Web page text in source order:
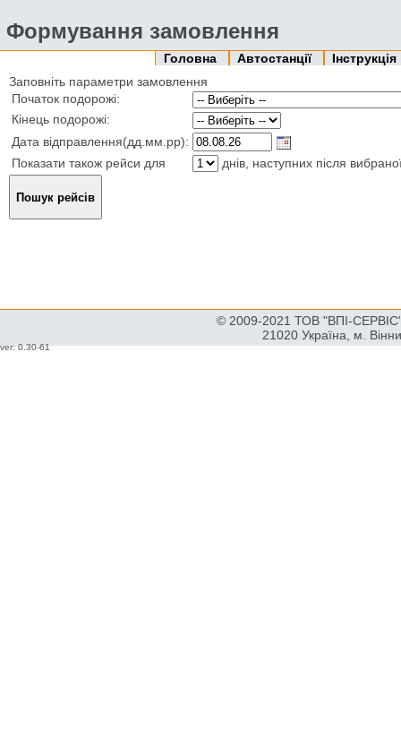
Формування замовлення
Головна Автостанції
Інструкція
Заповніть параметри замовлення
Початок подорожі:
Кінець подорожі:
Дата відправлення(дд.мм.рр):
Показати також рейси для
днів, наступних після
© 2009-2021 ТОВ "ВПІ-
21020 Україна, м.
ver: 0.30-61